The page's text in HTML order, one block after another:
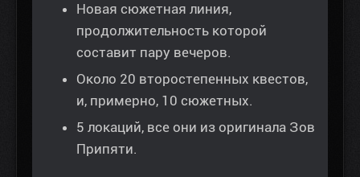
Новая сюжетная линия,
продолжительность которой
составит пару вечеров.
Около 20 второстепенных квестов,
и, примерно, 10 сюжетных.
5 локаций, все они из оригинала Зов
Припяти.